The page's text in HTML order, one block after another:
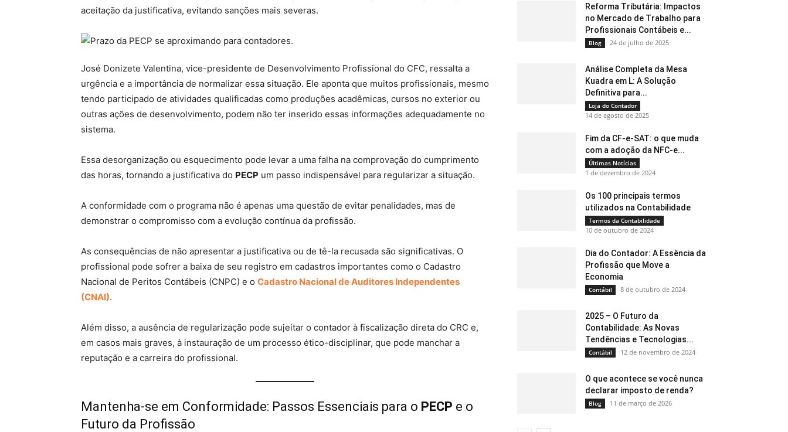
aceitação da justificativa, evitando sanções mais severas.
José Donizete Valentina, vice-presidente de Desenvolvimento Profissional do CFC, ressalta a
urgência e a importância de normalizar essa situação. Ele aponta que muitos profissionais, mesmo
tendo participado de atividades qualificadas como produções acadêmicas, cursos no exterior ou
outras ações de desenvolvimento, podem não ter inserido essas informações adequadamente no
sistema.
Essa desorganização ou esquecimento pode levar a uma falha na comprovação do cumprimento
das horas, tornando a justificativa do PECP um passo indispensável para regularizar a situação.
A conformidade com o programa não é apenas uma questão de evitar penalidades, mas de
demonstrar o compromisso com a evolução contínua da profissão.
As consequências de não apresentar a justificativa ou de tê-la recusada são significativas. O
profissional pode sofrer a baixa de seu registro em cadastros importantes como o Cadastro
Nacional de Peritos Contábeis (CNPC) e o Cadastro Nacional de Auditores Independentes
(CNAI).
Além disso, a ausência de regularização pode sujeitar o contador à fiscalização direta do CRC e,
em casos mais graves, à instauração de um processo ético-disciplinar, que pode manchar a
reputação e a carreira do profissional.
Mantenha-se em Conformidade: Passos Essenciais para o PECP e o
Futuro da Profissão
Reforma Tributária: Impactos
no Mercado de Trabalho para
Profissionais Contábeis e...
Blog 24 de julho de 2025
Análise Completa da Mesa
Kuadra em L: A Solução
Definitiva para...
Loja do Contador
14 de agosto de 2025
Fim da CF-e-SAT: o que muda
com a adoção da NFC-e...
Últimas Notícias
1 de dezembro de 2024
Os 100 principais termos
utilizados na Contabilidade
Termos da Contabilidade
10 de outubro de 2024
Dia do Contador: A Essência da
Profissão que Move a
Economia
Contábil 8 de outubro de 2024
2025 – O Futuro da
Contabilidade: As Novas
Tendências e Tecnologias...
Contábil 12 de novembro de 2024
O que acontece se você nunca
declarar imposto de renda?
Blog 11 de março de 2026